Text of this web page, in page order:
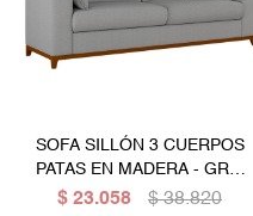
SOFA SILLÓN 3 CUERPOS
PATAS EN MADERA - GRIS
CLARO
$ 23.058 $ 38.820